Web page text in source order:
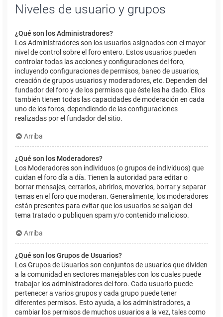
Niveles de usuario y grupos
¿Qué son los Administradores?
Los Administradores son los usuarios asignados con el mayor
nivel de control sobre el foro entero. Estos usuarios pueden
controlar todas las acciones y configuraciones del foro,
incluyendo configuraciones de permisos, baneo de usuarios,
creación de grupos usuarios y moderadores, etc. Dependen del
fundador del foro y de los permisos que éste les ha dado. Ellos
también tienen todas las capacidades de moderación en cada
uno de los foros, dependiendo de las configuraciones
realizadas por el fundador del sitio.
Arriba
¿Qué son los Moderadores?
Los Moderadores son individuos (o grupos de individuos) que
cuidan el foro día a día. Tienen la autoridad para editar o
borrar mensajes, cerrarlos, abrirlos, moverlos, borrar y separar
temas en el foro que moderan. Generalmente, los moderadores
están presentes para evitar que los usuarios se salgan del
tema tratado o publiquen spam y/o contenido malicioso.
Arriba
¿Qué son los Grupos de Usuarios?
Los Grupos de Usuarios son conjuntos de usuarios que dividen
a la comunidad en sectores manejables con los cuales puede
trabajar los administradores del foro. Cada usuario puede
pertenecer a varios grupos y cada grupo puede tener
diferentes permisos. Esto ayuda, a los administradores, a
cambiar los permisos de muchos usuarios a la vez, tales como